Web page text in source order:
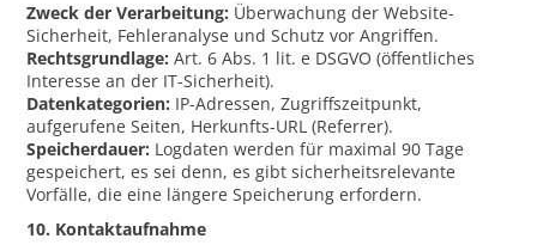
Zweck der Verarbeitung: Überwachung der Website-
Sicherheit, Fehleranalyse und Schutz vor Angriffen.
Rechtsgrundlage: Art. 6 Abs. 1 lit. e DSGVO (öffentliches
Interesse an der IT-Sicherheit).
Datenkategorien: IP-Adressen, Zugriffszeitpunkt,
aufgerufene Seiten, Herkunfts-URL (Referrer).
Speicherdauer: Logdaten werden für maximal 90 Tage
gespeichert, es sei denn, es gibt sicherheitsrelevante
Vorfälle, die eine längere Speicherung erfordern.
10. Kontaktaufnahme